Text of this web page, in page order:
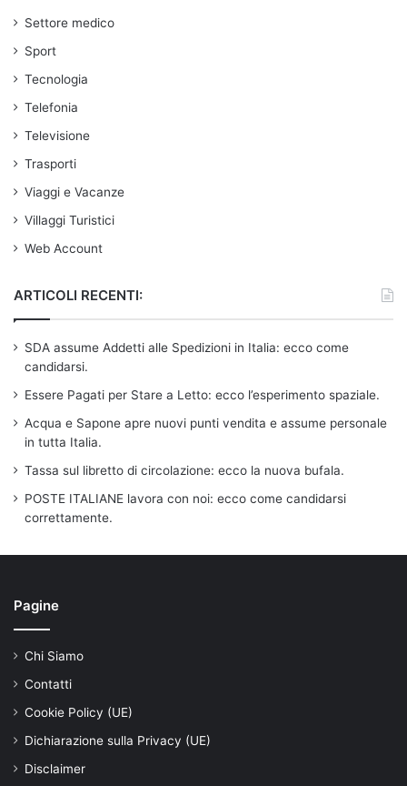
Settore medico
Sport
Tecnologia
Telefonia
Televisione
Trasporti
Viaggi e Vacanze
Villaggi Turistici
Web Account
ARTICOLI RECENTI:
SDA assume Addetti alle Spedizioni in Italia: ecco come
candidarsi.
Essere Pagati per Stare a Letto: ecco l’esperimento spaziale.
Acqua e Sapone apre nuovi punti vendita e assume personale
in tutta Italia.
Tassa sul libretto di circolazione: ecco la nuova bufala.
POSTE ITALIANE lavora con noi: ecco come candidarsi
correttamente.
Pagine
Chi Siamo
Contatti
Cookie Policy (UE)
Dichiarazione sulla Privacy (UE)
Disclaimer